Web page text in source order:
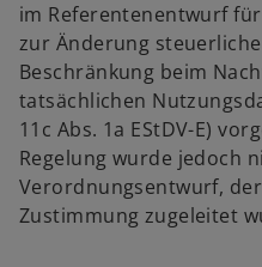
im Referentenentwurf
zur Änderung
Beschränkung beim
tatsächlichen
11c Abs. 1a EStDV-E)
Regelung wurde jedoch
Verordnungsentwurf,
Zustimmung zugeleitet